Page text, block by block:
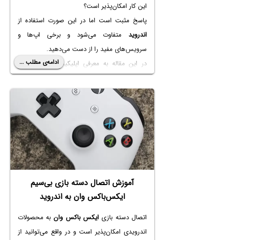
این کار امکان‌پذیر است؟
پاسخ مثبت است اما در این صورت استفاده از
اندروید متفاوت می‌شود و برخی اپ‌ها و
سرویس‌های مفید را از دست می‌دهید.
در این مقاله به معرفی اپلیکیشن‌های جایگزین
اپ‌های گوگل و مسأله‌ی استفاده از اندروید بدون
سرویس‌های گوگلمی‌پردازیم. با ما باشید.
ادامه‌ی مطلب ...
آموزش اتصال دسته بازی بی‌سیم
ایکس‌باکس وان به اندروید
اتصال دسته بازی ایکس باکس وانبه محصولات
اندرویدی امکان‌پذیر است و در واقع می‌توانید از